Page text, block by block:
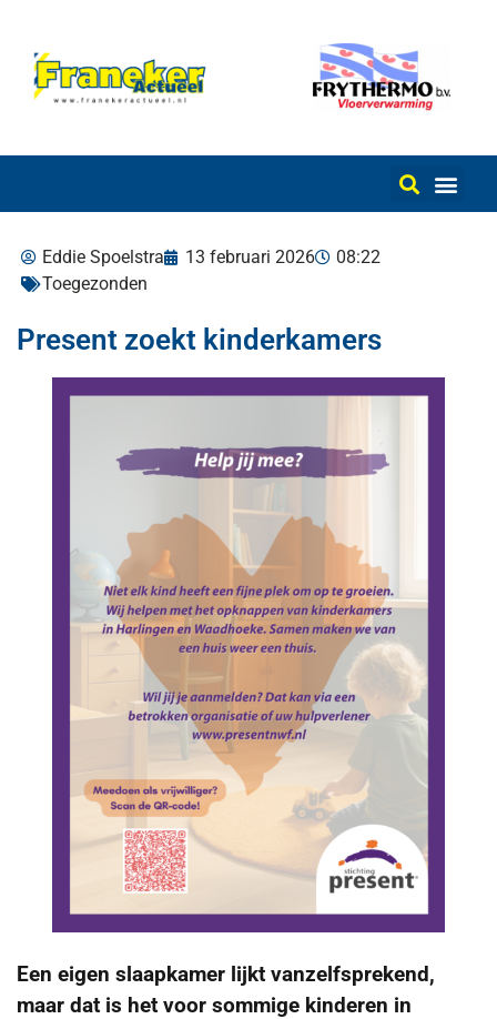
Eddie Spoelstra 13 februari 2026
08:22
Toegezonden
Present zoekt kinderkamers
Een eigen slaapkamer lijkt vanzelfsprekend,
maar dat is het voor sommige kinderen in